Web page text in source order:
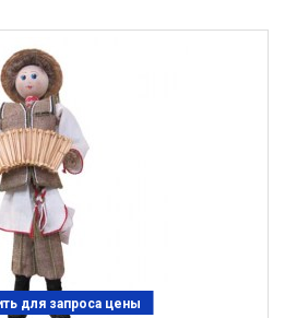
для запроса цены